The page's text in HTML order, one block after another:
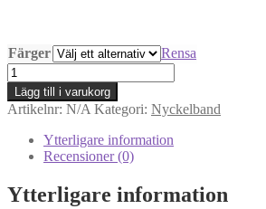
Färger
Rensa
Nyckelband
mängd
Lägg till i varukorg
Artikelnr: N/A Kategori: Nyckelband
Ytterligare information
Recensioner (0)
Ytterligare information